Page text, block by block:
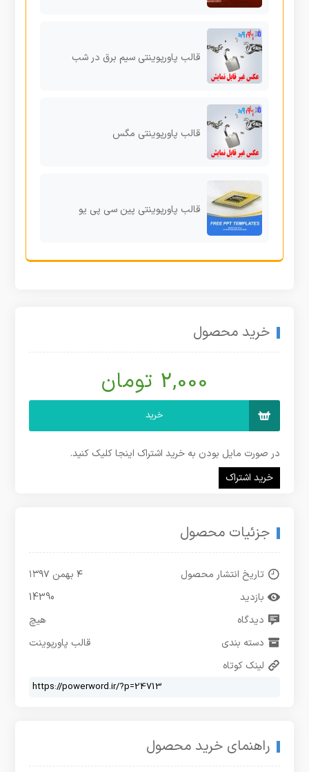
قالب پاورپوینتی سیم برق در شب
قالب پاورپوینتی مگس
قالب پاورپوینتی پین سی پی یو
خرید محصول
2,000 تومان
خرید
در صورت مایل بودن به خرید اشتراک اینجا کلیک کنید.
خرید اشتراک
جزئیات محصول
تاریخ انتشار محصول
۴ بهمن ۱۳۹۷
بازدید
14390
دیدگاه
هیچ
دسته بندی
قالب پاورپوینت
لینک کوتاه
راهنمای خرید محصول